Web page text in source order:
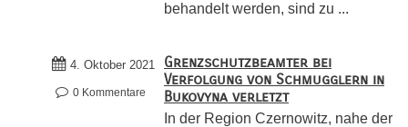
behandelt werden, sind zu ...
4. Oktober 2021
0 Kommentare
Grenzschutzbeamter bei
Verfolgung von Schmugglern in
Bukovyna verletzt
In der Region Czernowitz, nahe der